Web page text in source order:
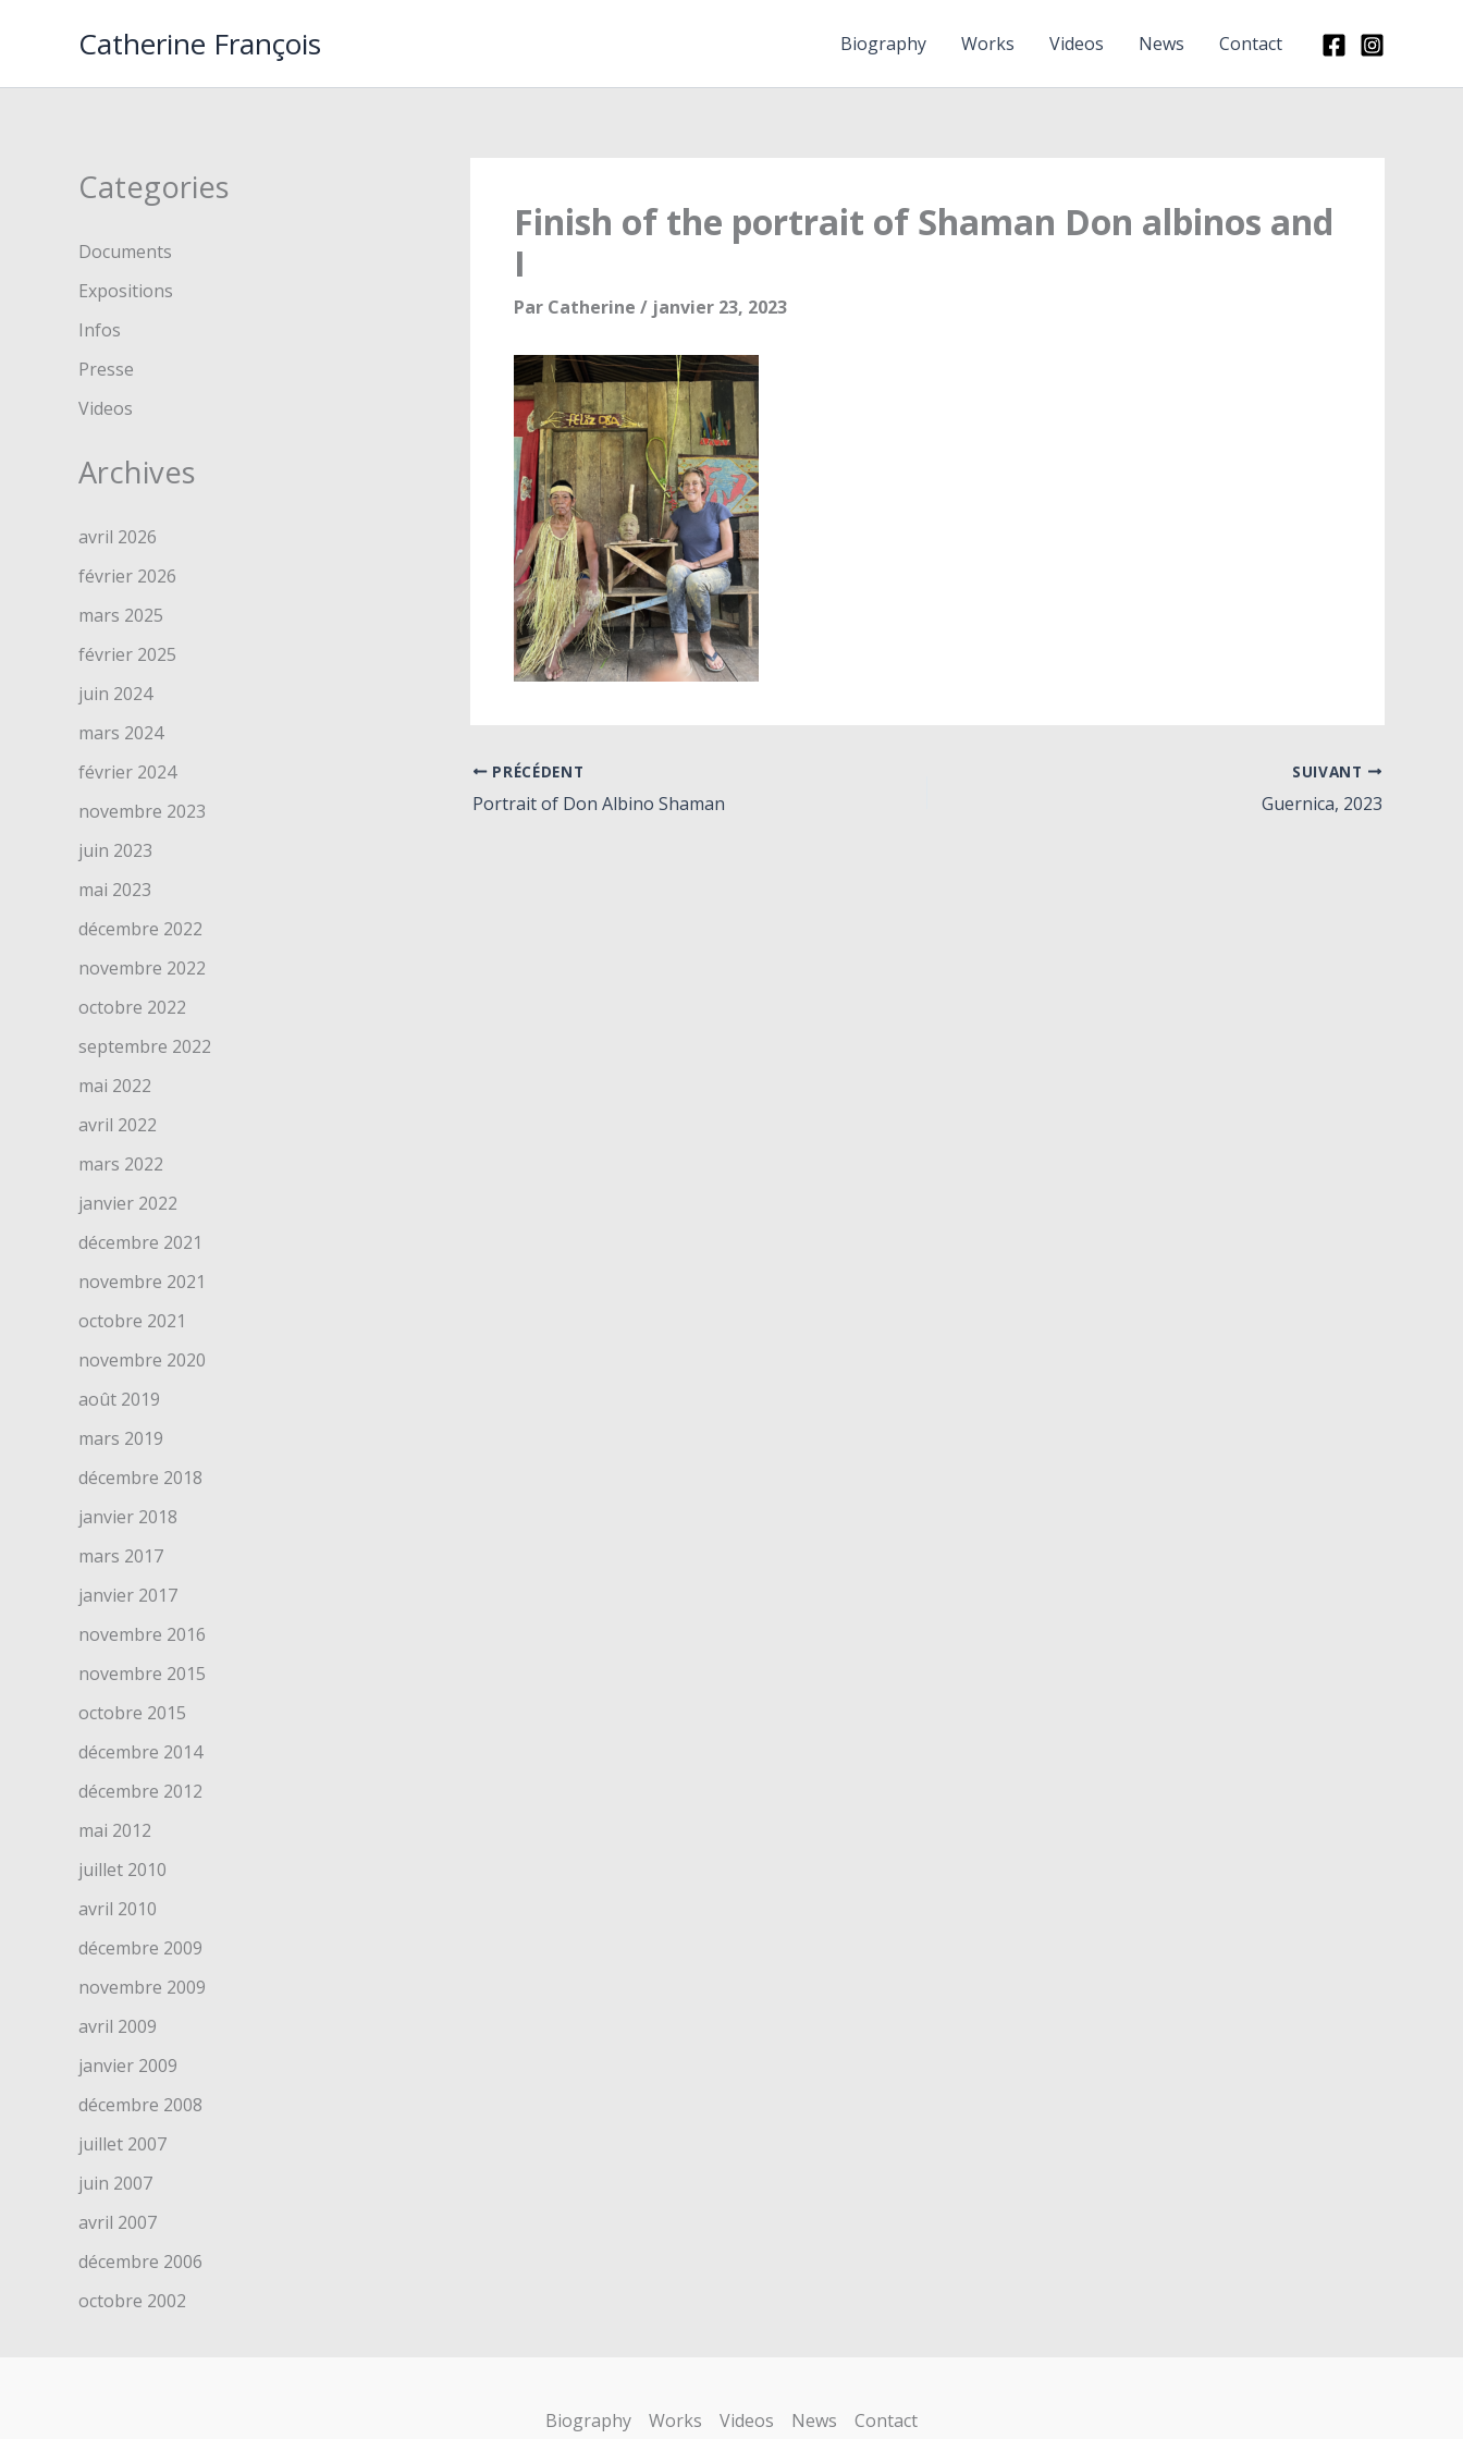
Catherine François Biography Works Videos News Contact
Categories
Documents
Expositions
Infos
Presse
Videos
Archives
avril 2026
février 2026
mars 2025
février 2025
juin 2024
mars 2024
février 2024
novembre 2023
juin 2023
mai 2023
décembre 2022
novembre 2022
octobre 2022
septembre 2022
mai 2022
avril 2022
mars 2022
janvier 2022
décembre 2021
novembre 2021
octobre 2021
novembre 2020
août 2019
mars 2019
décembre 2018
janvier 2018
mars 2017
janvier 2017
novembre 2016
novembre 2015
octobre 2015
décembre 2014
décembre 2012
mai 2012
juillet 2010
avril 2010
décembre 2009
novembre 2009
avril 2009
janvier 2009
décembre 2008
juillet 2007
juin 2007
avril 2007
décembre 2006
octobre 2002
Finish of the portrait of Shaman Don albinos and
I
Par Catherine / janvier 23, 2023
PRÉCÉDENT
Portrait of Don Albino Shaman
SUIVANT
Guernica, 2023
Biography Works Videos News Contact